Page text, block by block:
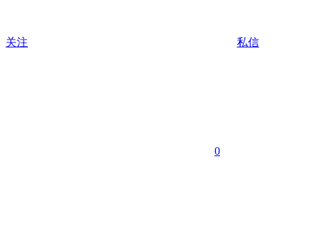
关注 私信
0